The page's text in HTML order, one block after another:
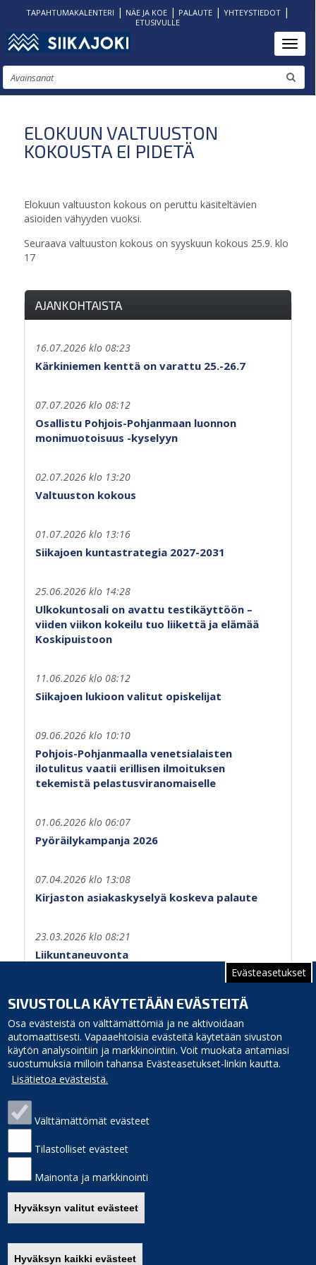
Evästeasetukset
SIVUSTOLLA KÄYTETÄÄN EVÄSTEITÄ
Osa evästeistä on välttämättömiä ja ne aktivoidaan
automaattisesti. Vapaaehtoisia evästeitä käytetään sivuston
käytön analysointiin ja markkinointiin. Voit muokata antamiasi
suostumuksia milloin tahansa Evästeasetukset-linkin kautta.
Lisätietoa evästeistä.
Välttämättömät evästeet
Tilastolliset evästeet
Mainonta ja markkinointi
Hyväksyn valitut evästeet
Hyväksyn kaikki evästeet
Hyppää
pääsisältöön
TAPAHTUMAKALENTERI | NÄE JA KOE| PALAUTE| YHTEYSTIEDOT|
ETUSIVULLE
Etsi
ELOKUUN VALTUUSTON
KOKOUSTA EI PIDETÄ
Elokuun valtuuston kokous on peruttu käsiteltävien
asioiden vähyyden vuoksi.
Seuraava valtuuston kokous on syyskuun kokous 25.9. klo
17
AJANKOHTAISTA
16.07.2026 klo 08:23
Kärkiniemen kenttä on varattu 25.-26.7
07.07.2026 klo 08:12
Osallistu Pohjois-Pohjanmaan luonnon
monimuotoisuus -kyselyyn
02.07.2026 klo 13:20
Valtuuston kokous
01.07.2026 klo 13:16
Siikajoen kuntastrategia 2027-2031
25.06.2026 klo 14:28
Ulkokuntosali on avattu testikäyttöön –
viiden viikon kokeilu tuo liikettä ja elämää
Koskipuistoon
11.06.2026 klo 08:12
Siikajoen lukioon valitut opiskelijat
09.06.2026 klo 10:10
Pohjois-Pohjanmaalla venetsialaisten
ilotulitus vaatii erillisen ilmoituksen
tekemistä pelastusviranomaiselle
01.06.2026 klo 06:07
Pyöräilykampanja 2026
07.04.2026 klo 13:08
Kirjaston asiakaskyselyä koskeva palaute
23.03.2026 klo 08:21
Liikuntaneuvonta
Sivu 1
Siikajoen kunta
Virastotie 5A
92400 Ruukki
e-mail: kunnanvirasto(at)siikajoki.fi